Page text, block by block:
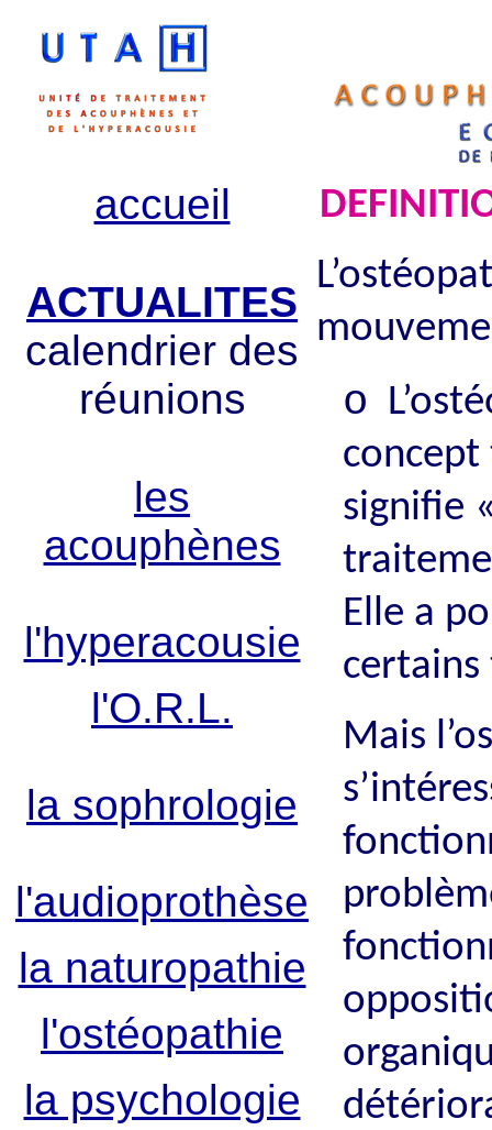
accueil
ACTUALITES
calendrier des
réunions
les
acouphènes
l'hyperacousie
l'O.R.L.
la sophrologie
l'audioprothèse
la naturopathie
l'ostéopathie
la psychologie
o
concept
signifie
Elle a
Mais